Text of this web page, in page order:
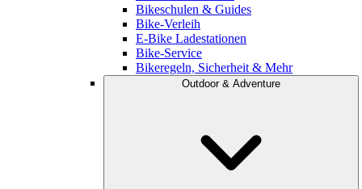
Bikeschulen & Guides
Bike-Verleih
E-Bike Ladestationen
Bike-Service
Bikeregeln, Sicherheit & Mehr
Outdoor & Adventure